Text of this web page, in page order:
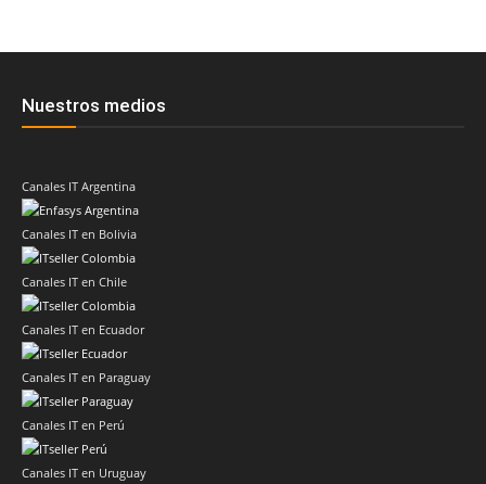
Nuestros medios
Canales IT Argentina
Canales IT en Bolivia
Canales IT en Chile
Canales IT en Ecuador
Canales IT en Paraguay
Canales IT en Perú
Canales IT en Uruguay